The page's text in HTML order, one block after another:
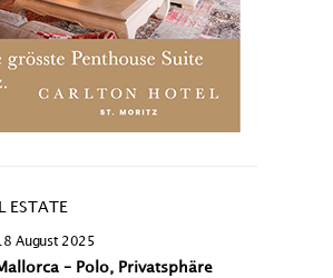
ESTATE
August 2025
– Polo, Privatsphäre